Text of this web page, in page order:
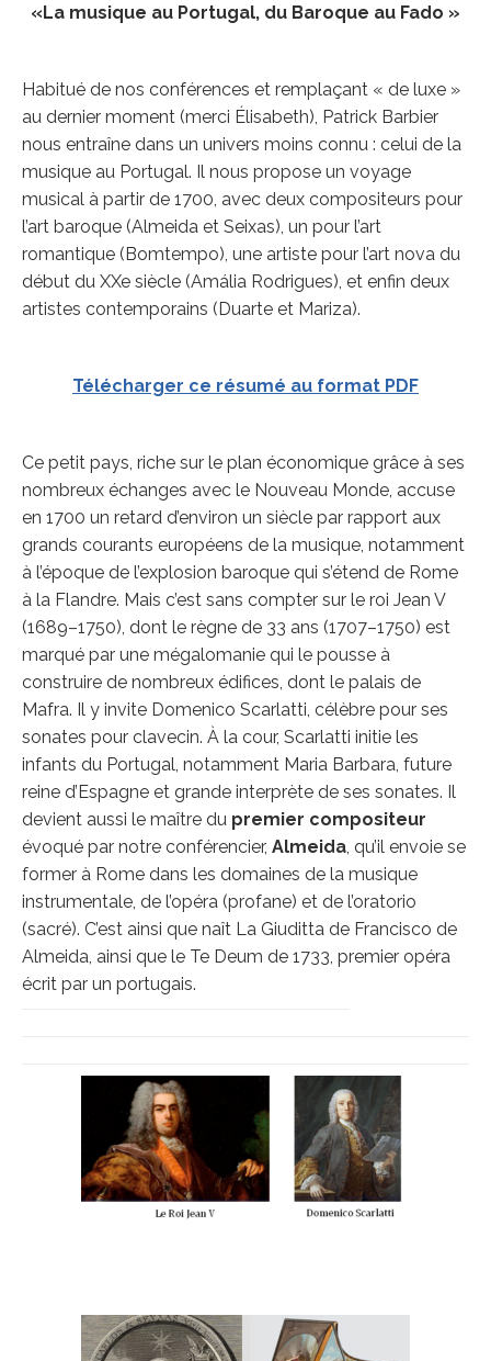
«La musique au Portugal, du Baroque au Fado »
Habitué de nos conférences et remplaçant « de luxe »
au dernier moment (merci Élisabeth), Patrick Barbier
nous entraîne dans un univers moins connu : celui de la
musique au Portugal. Il nous propose un voyage
musical à partir de 1700, avec deux compositeurs pour
l’art baroque (Almeida et Seixas), un pour l’art
romantique (Bomtempo), une artiste pour l’art nova du
début du XXe siècle (Amália Rodrigues), et enfin deux
artistes contemporains (Duarte et Mariza).
Télécharger ce résumé au format PDF
Ce petit pays, riche sur le plan économique grâce à ses
nombreux échanges avec le Nouveau Monde, accuse
en 1700 un retard d’environ un siècle par rapport aux
grands courants européens de la musique, notamment
à l’époque de l’explosion baroque qui s’étend de Rome
à la Flandre. Mais c’est sans compter sur le roi Jean V
(1689–1750), dont le règne de 33 ans (1707–1750) est
marqué par une mégalomanie qui le pousse à
construire de nombreux édifices, dont le palais de
Mafra. Il y invite Domenico Scarlatti, célèbre pour ses
sonates pour clavecin. À la cour, Scarlatti initie les
infants du Portugal, notamment Maria Barbara, future
reine d’Espagne et grande interprète de ses sonates. Il
devient aussi le maître du premier compositeur
évoqué par notre conférencier, Almeida, qu’il envoie se
former à Rome dans les domaines de la musique
instrumentale, de l’opéra (profane) et de l’oratorio
(sacré). C’est ainsi que naît La Giuditta de Francisco de
Almeida, ainsi que le Te Deum de 1733, premier opéra
écrit par un portugais.